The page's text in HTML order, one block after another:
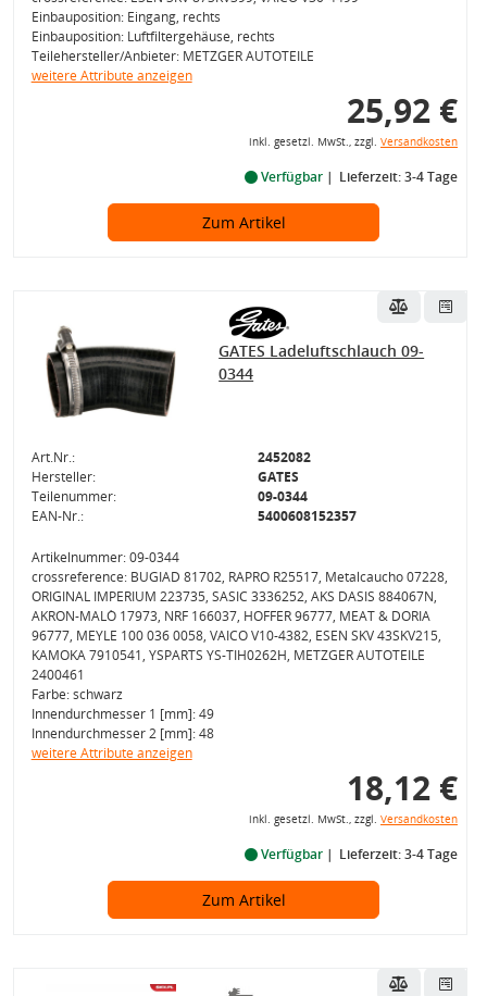
Einbauposition: Eingang, rechts
Einbauposition: Luftfiltergehäuse, rechts
Teilehersteller/Anbieter: METZGER AUTOTEILE
weitere Attribute anzeigen
25,92 €
inkl. gesetzl. MwSt., zzgl. Versandkosten
Verfügbar Lieferzeit: 3-4 Tage
Zum Artikel
GATES Ladeluftschlauch 09-
0344
Art.Nr.:
2452082
Hersteller:
GATES
Teilenummer:
09-0344
EAN-Nr.:
5400608152357
Artikelnummer: 09-0344
crossreference: BUGIAD 81702, RAPRO R25517, Metalcaucho 07228,
ORIGINAL IMPERIUM 223735, SASIC 3336252, AKS DASIS 884067N,
AKRON-MALÒ 17973, NRF 166037, HOFFER 96777, MEAT & DORIA
96777, MEYLE 100 036 0058, VAICO V10-4382, ESEN SKV 43SKV215,
KAMOKA 7910541, YSPARTS YS-TIH0262H, METZGER AUTOTEILE
2400461
Farbe: schwarz
Innendurchmesser 1 [mm]: 49
Innendurchmesser 2 [mm]: 48
weitere Attribute anzeigen
18,12 €
inkl. gesetzl. MwSt., zzgl. Versandkosten
Verfügbar Lieferzeit: 3-4 Tage
Zum Artikel